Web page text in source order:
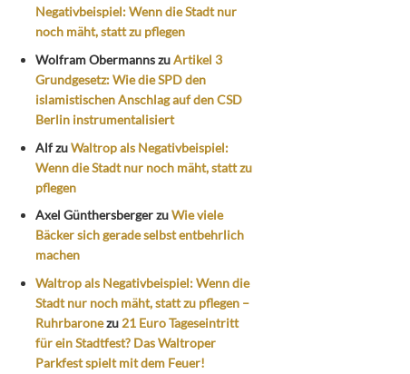
Negativbeispiel: Wenn die Stadt nur
noch mäht, statt zu pflegen
Wolfram ObermannszuArtikel 3
Grundgesetz: Wie die SPD den
islamistischen Anschlag auf den CSD
Berlin instrumentalisiert
AlfzuWaltrop als Negativbeispiel:
Wenn die Stadt nur noch mäht, statt zu
pflegen
Axel GünthersbergerzuWie viele
Bäcker sich gerade selbst entbehrlich
machen
Waltrop als Negativbeispiel: Wenn die
Stadt nur noch mäht, statt zu pflegen –
Ruhrbaronezu 21 Euro Tageseintritt
für ein Stadtfest? Das Waltroper
Parkfest spielt mit dem Feuer!